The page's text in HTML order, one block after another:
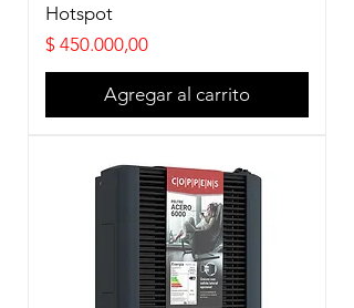
Hotspot
Precio
$ 450.000,00
Agregar al carrito